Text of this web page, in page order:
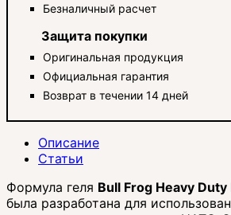
Безналичный расчет
Защита покупки
Оригинальная продукция
Официальная гарантия
Возврат в течении 14 дней
Описание
Статьи
Формула геля Bull Frog Heavy
была разработана для